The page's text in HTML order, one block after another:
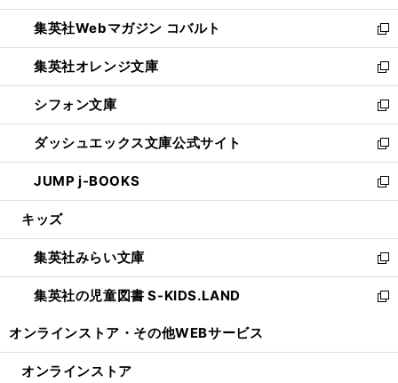
開
く
ウ
で
開
く
ン
ド
ウ
で
開
く
ウ
ィ
ン
ド
ウ
で
開
く
集英社Webマガジン コバルト
新
し
い
ウ
ィ
ン
ド
ウ
で
開
集英社オレンジ文庫
新
し
い
ウ
ィ
ン
ド
ウ
開
く
シフォン文庫
新
し
い
ウ
ィ
ン
ウ
で
開
く
ダッシュエックス文庫公式サイト
新
し
い
ウ
ン
ド
ウ
で
JUMP j-BOOKS
新
し
ウ
ィ
ン
ド
開
キッズ
集英社みらい文庫
新
し
い
ン
集英社の児童図書 S-KIDS.LAND
新
ウ
オンラインストア・ その他WEBサービス
オンラインストア